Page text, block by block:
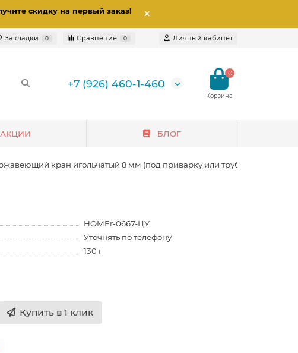
скидку на первый заказ!
Закладки 0 Сравнение 0 Личный кабинет
+7 (926) 460-1-460
0
БЛОГ
кран игольчатый 8 мм (под приварку или трубку)
HOMEr-0667-ЦУ
Уточнять по телефону
130 г
Купить в 1 клик